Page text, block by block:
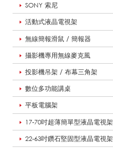
SONY 索尼
活動式液晶電視架
無線簡報滑鼠 / 簡報器
攝影機專用無線麥克風
投影機吊架 / 布幕三角架
數位多功能講桌
平板電腦架
17-70吋超薄簡單型液晶電視架
22-63吋鑽石堅固型液晶電視架